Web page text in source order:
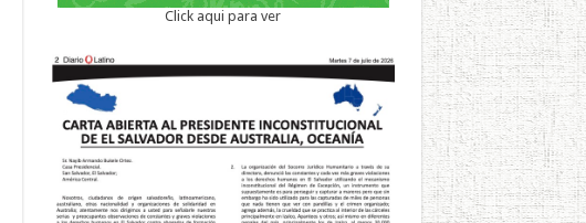
Click aqui para ver